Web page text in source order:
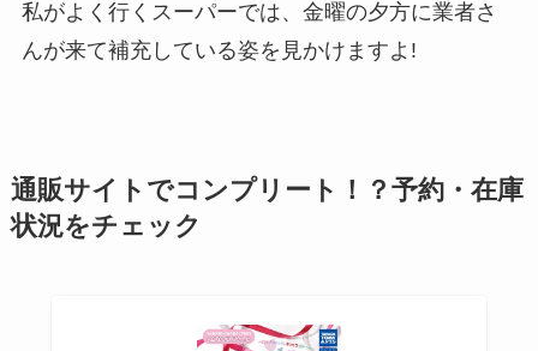
私がよく行くスーパーでは、金曜の夕方に業者さ
んが来て補充している姿を見かけますよ!
通販サイトでコンプリート！？予約・在庫
状況をチェック